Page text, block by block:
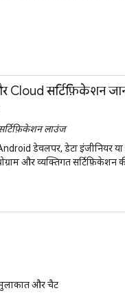
सर्टिफ़िकेशन
लाउंज
डेवलपर, डेटा इंजीनियर
और व्यक्तिगत
और चैट